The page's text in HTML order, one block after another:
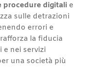
procedure digitalie
sulle detrazioni
errori e
la fiducia
nei servizi
una società più